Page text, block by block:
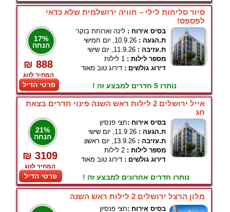
סיור סליחות לילי – חוויה ירושלמית שלא כדאי
לפספס!
17%
הנחה
₪ 888
המחיר לזוג
פרטי הדיל
בסיס אירוח : לינה וארוחת בוקר
ת.הגעה : 10.9.26, יום חמישי
ת.עזיבה : 11.9.26, יום שישי
מספר לילות : 1 לילות
דירוג גולשים : דירוג טוב מאוד
נותרו 5 חדרים למבצע זה !
אייל ירושלים 2 לילות ראש השנה פינוי חדרים בצאת
חג
21%
הנחה
₪ 3109
המחיר לזוג
פרטי הדיל
בסיס אירוח :חצי פנסיון
ת.הגעה : 11.9.26, יום שישי
ת.עזיבה : 13.9.26, יום ראשון
מספר לילות : 2 לילות
דירוג גולשים : דירוג טוב מאוד
נותרו חדרים אחרונים למבצע זה !
מלון הרצל ירושלים 2 לילות ראש השנה
בסיס אירוח :חצי פנסיון